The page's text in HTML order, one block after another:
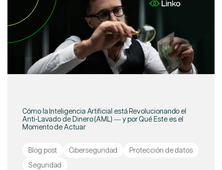
Cómo la Inteligencia Artificial está Revolucionando el
Anti-Lavado de Dinero (AML) — y por Qué Este es el
Momento de Actuar
Blog post Ciberseguridad
Protección de datos
Seguridad